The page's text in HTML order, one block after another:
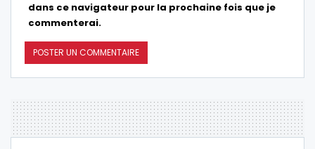
dans ce navigateur pour la prochaine fois que je
commenterai.